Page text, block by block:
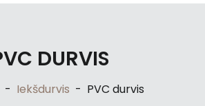
DURVIS
- Iekšdurvis - PVC durvis